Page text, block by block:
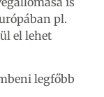
pl.
el lehet
legfőbb